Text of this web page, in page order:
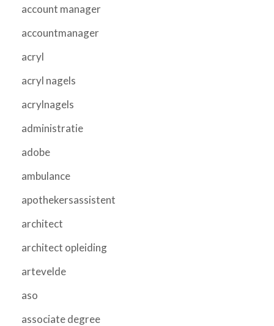
account manager
accountmanager
acryl
acryl nagels
acrylnagels
administratie
adobe
ambulance
apothekersassistent
architect
architect opleiding
artevelde
aso
associate degree